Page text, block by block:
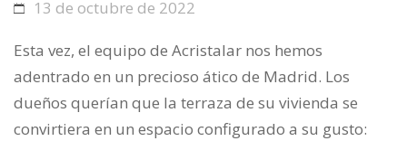
13 de octubre de 2022
Esta vez, el equipo de Acristalar nos hemos
adentrado en un precioso ático de Madrid. Los
dueños querían que la terraza de su vivienda se
convirtiera en un espacio configurado a su gusto: